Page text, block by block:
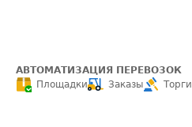
АВТОМАТИЗАЦИЯ ПЕРЕВОЗОК
Площадки
Заказы Торги